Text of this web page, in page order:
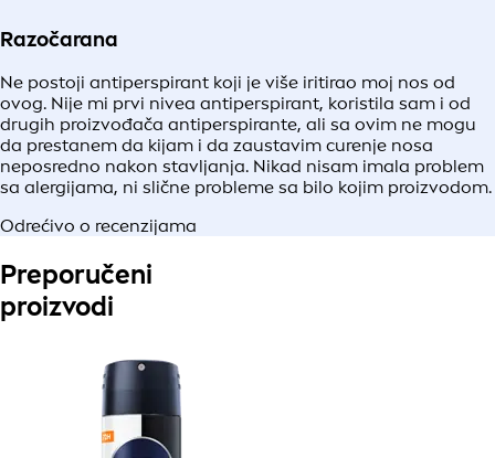
Razočarana
Ne postoji antiperspirant koji je više iritirao moj nos od
ovog. Nije mi prvi nivea antiperspirant, koristila sam i od
drugih proizvođača antiperspirante, ali sa ovim ne mogu
da prestanem da kijam i da zaustavim curenje nosa
neposredno nakon stavljanja. Nikad nisam imala problem
sa alergijama, ni slične probleme sa bilo kojim proizvodom.
Odrećivo o recenzijama
Preporučeni
proizvodi